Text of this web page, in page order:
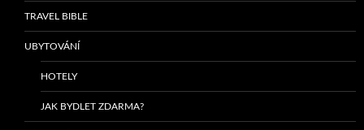
TRAVEL BIBLE
UBYTOVÁNÍ
HOTELY
JAK BYDLET ZDARMA?